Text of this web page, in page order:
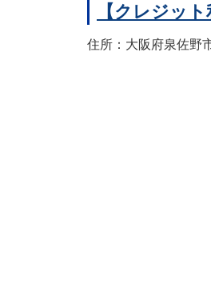
【クレジッ
住所：大阪府泉佐野